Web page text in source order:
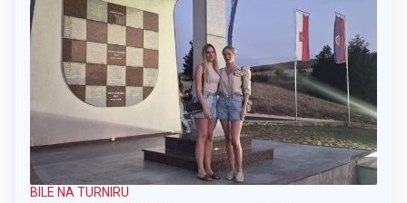
BILE NA TURNIRU